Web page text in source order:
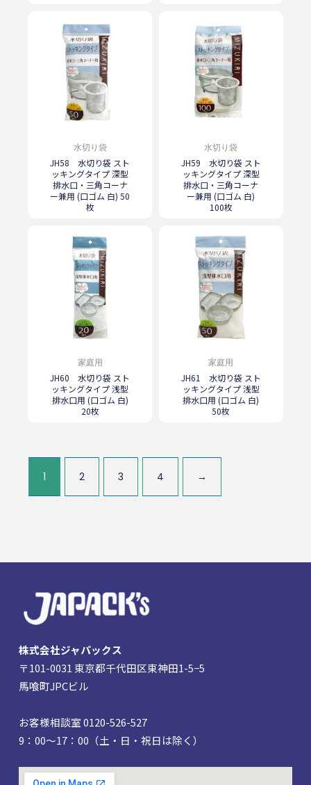
水切り袋
JH58 水切り袋 スト
ッキングタイプ 深型
排水口・三角コーナ
ー兼用 (口ゴム 白) 50
枚
水切り袋
JH59 水切り袋 スト
ッキングタイプ 深型
排水口・三角コーナ
ー兼用 (口ゴム 白)
100枚
家庭用
JH60 水切り袋 スト
ッキングタイプ 浅型
排水口用 (口ゴム 白)
20枚
家庭用
JH61 水切り袋 スト
ッキングタイプ 浅型
排水口用 (口ゴム 白)
50枚
1 2 3 4 →
株式会社ジャパックス
〒101-0031 東京都千代田区東神田1-5−5
馬喰町JPCビル
お客様相談室 0120-526-527
9：00～17：00（土・日・祝日は除く）